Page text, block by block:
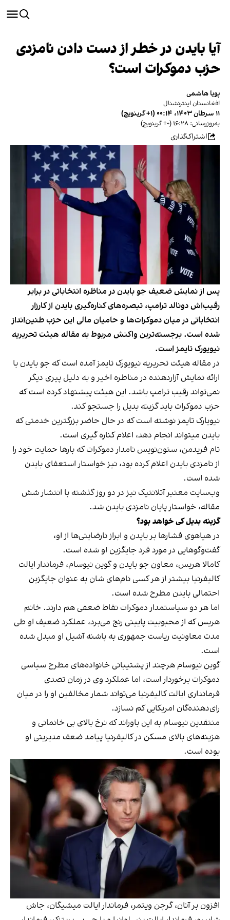
آیا بایدن در خطر از دست دادن نامزدی
حزب دموکرات است؟
پویا هاشمی
افغانستان اینترنشنال
۱۱ سرطان ۱۴۰۳، ۰۰:۱۴ (‎+۱ گرینویچ)
به‌روزرسانی: ۱۶:۲۸ (‎+۰ گرینویچ)
اشتراک‌گذاری
پس از نمایش ضعیف جو بایدن در مناظره انتخاباتی در برابر
رقیب‌اش دونالد ترامپ، تبصره‌های کناره‌گیری بایدن از کارزار
انتخاباتی در میان دموکرات‌ها و حامیان مالی این حزب طنین‌انداز
شده است. برجسته‌ترین واکنش مربوط به مقاله هیئت تحریریه
نیویورک تایمز است.
در مقاله هیئت تحریریه نیویورک تایمز آمده است که جو بایدن با
ارائه نمایش آزاردهنده‌ در مناظره اخیر و به دلیل پیری دیگر
نمی‌تواند رقیب ترامپ باشد. این هیئت پیشنهاد کرده است که
حزب دموکرات باید گزینه بدیل را جستجو کند.
نیویارک تایمز نوشته است که در حال حاضر بزرگترین خدمتی که
بایدن میتواند انجام دهد، اعلام کناره گیری است.
تام فریدمن، ستون‌نویس نامدار دموکرات‌ که بارها حمایت خود را
از نامزدی بایدن اعلام کرده بود، نیز خواستار استعفای بایدن
شده است.
وب‌سایت معتبر آتلانتیک نیز در دو روز گذشته با انتشار شش
مقاله، خواستار پایان نامزدی بایدن شد.
گزینه بدیل کی خواهد بود؟
در هیاهوی فشارها بر بایدن و ابراز نارضایتی‌ها از او،
گفت‌وگوهایی در مورد فرد جایگزین او شده است.
کامالا هریس، معاون جو بایدن و گوین نیوسام، فرماندار ایالت
کالیفرنیا بیشتر از هر کسی نام‌های شان به عنوان جایگزین
احتمالی بایدن مطرح شده است.
اما هر دو سیاستمدار دموکرات نقاط ضعفی هم دارند. خانم
هریس که از محبوبیت پایینی رنج می‌برد، عملکرد ضعیف او طی
مدت معاونیت ریاست جمهوری به پاشنه آشیل او مبدل شده
است.
گوین نیوسام هرچند از پشتیبانی خانواده‌‌های مطرح سیاسی
دموکرات برخوردار است، اما عملکرد وی در زمان تصدی
فرمانداری ایالت کالیفرنیا می‌تواند شمار مخالفین او را در میان
رای‌دهنده‌گان امریکایی کم نسازد.
منتقدین نیوسام به این باوراند که نرخ بالای بی خانمانی و
هزینه‌های بالای مسکن در کالیفرنیا پیامد ضعف مدیریتی او
بوده است.
افزون بر آنان، گرچن ویتمر، فرماندار ایالت میشیگان، جاش